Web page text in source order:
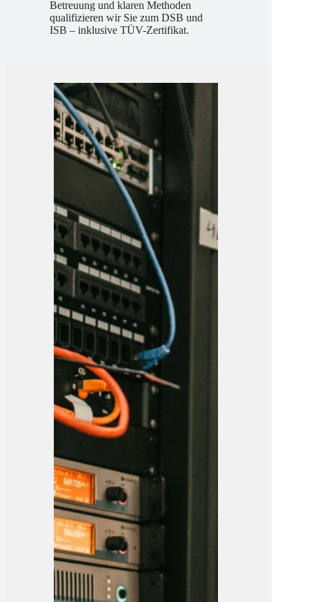
fundiertem Fachwissen, intensiver
Betreuung und klaren Methoden
qualifizieren wir Sie zum DSB und